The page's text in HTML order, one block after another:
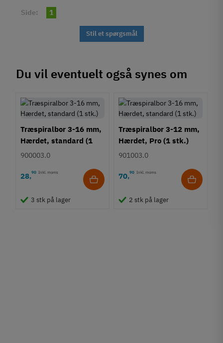
Side: 1
Stil et spørgsmål
Du vil eventuelt også synes om
Træspiralbor 3-16 mm,
Hærdet, standard (1
stk.)
900003.0
28,90 Inkl. moms
3 stk på lager
Træspiralbor 3-12 mm,
Hærdet, Pro (1 stk.)
901003.0
70,90 Inkl. moms
2 stk på lager